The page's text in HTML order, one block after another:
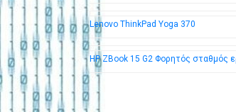
Lenovo ThinkPad Yoga 370
HP ZBook 15 G2 Φορητός σταθμός